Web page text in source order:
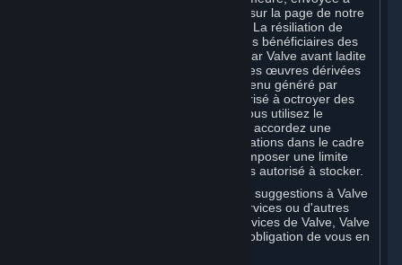
l'adresse applicable de Valve indiquée sur la page de notre
. La résiliation de
ladite licence n'affecte pas les droits des bénéficiaires des
éventuelles sous-licences concédées par Valve avant ladite
résiliation. Valve est seul propriétaire des œuvres dérivées
créées par Valve à partir de votre Contenu généré par
l'utilisateur, et est par conséquent autorisé à octroyer des
licences sur ces œuvres dérivées. Si vous utilisez le
stockage en cloud de Valve, vous nous accordez une
autorisation de stockage de vos informations dans le cadre
de ce service. Valve est susceptible d'imposer une limite
aux volumes de données que vous êtes autorisé à stocker.
Si vous faites part de commentaires ou suggestions à Valve
concernant Steam, les Contenus et Services ou d'autres
produits, équipements matériels ou services de Valve, Valve
est libre de s'en servir librement, sans obligation de vous en